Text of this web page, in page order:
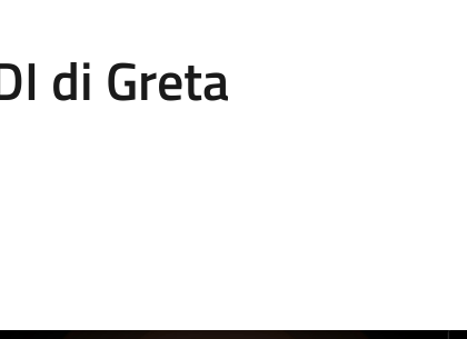
di Greta